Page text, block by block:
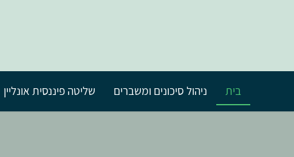
בית ניהול סיכונים ומשברים שליטה פיננסית אונליין